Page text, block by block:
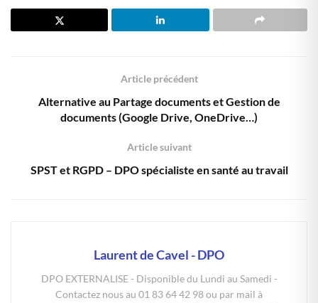
Article précédent
Alternative au Partage documents et Gestion de
documents (Google Drive, OneDrive…)
Article suivant
SPST et RGPD – DPO spécialiste en santé au travail
Laurent de Cavel - DPO
DPO EXTERNALISE - Disponible du Lundi au Samedi -
Contactez nous au 01 83 64 42 98 ou par mail à